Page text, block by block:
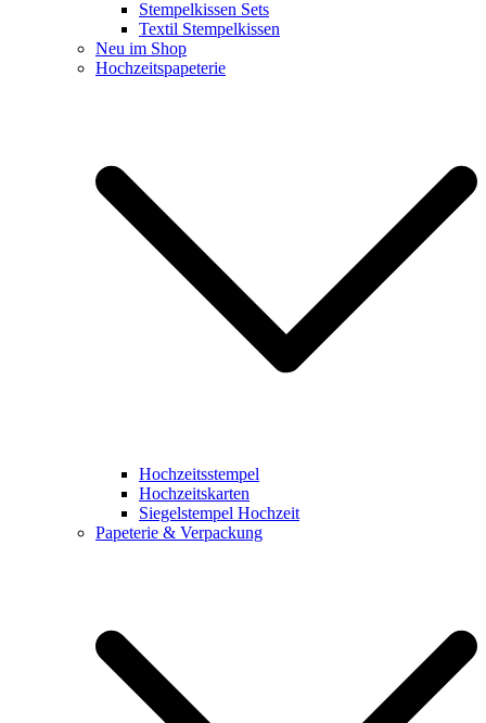
Stempelkissen Sets
Textil Stempelkissen
Neu im Shop
Hochzeitspapeterie
Hochzeitsstempel
Hochzeitskarten
Siegelstempel Hochzeit
Papeterie & Verpackung